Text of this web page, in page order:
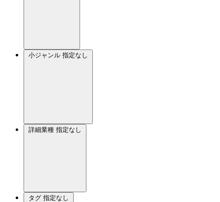
小ジャンル 指定なし
詳細業種 指定なし
タグ 指定なし